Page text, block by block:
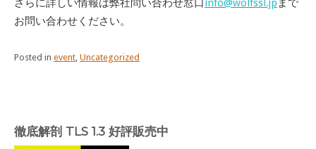
お問い合わせください。
Posted in event Uncategorized
徹底解剖 TLS 1.3 好評販売中